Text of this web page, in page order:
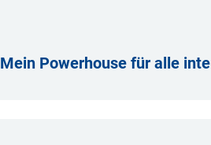
Mein Powerhouse für alle